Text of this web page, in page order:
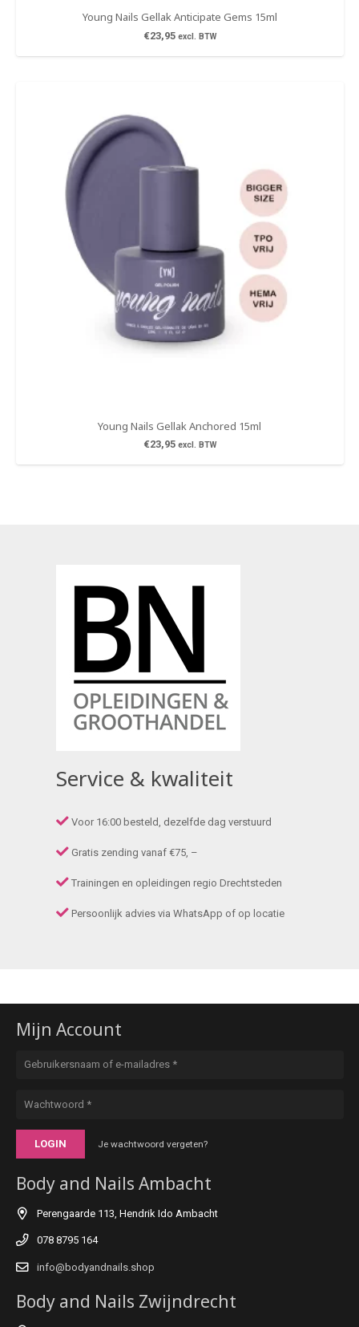
Young Nails Gellak Anticipate Gems 15ml
€23,95 excl. BTW
Young Nails Gellak Anchored 15ml
€23,95 excl. BTW
Service & kwaliteit
Voor 16:00 besteld, dezelfde dag verstuurd
Gratis zending vanaf €75, –
Trainingen en opleidingen regio Drechtsteden
Persoonlijk advies via WhatsApp of op locatie
Mijn Account
LOGIN Je wachtwoord vergeten?
Body and Nails Ambacht
Perengaarde 113, Hendrik Ido Ambacht
078 8795 164
info@bodyandnails.shop
Body and Nails Zwijndrecht